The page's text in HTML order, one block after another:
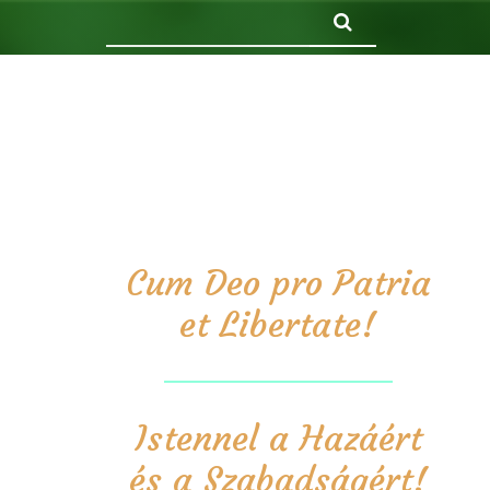
Cum Deo pro Patria
et Libertate!
Istennel a Hazáért
és a Szabadságért!